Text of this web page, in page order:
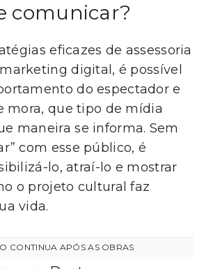
comunicar?
eficazes de assessoria
digital, é possível
do espectador e
mora, que tipo de mídia
maneira se informa. Sem
com esse público, é
lo, atraí-lo e mostrar
o projeto cultural faz
vida.